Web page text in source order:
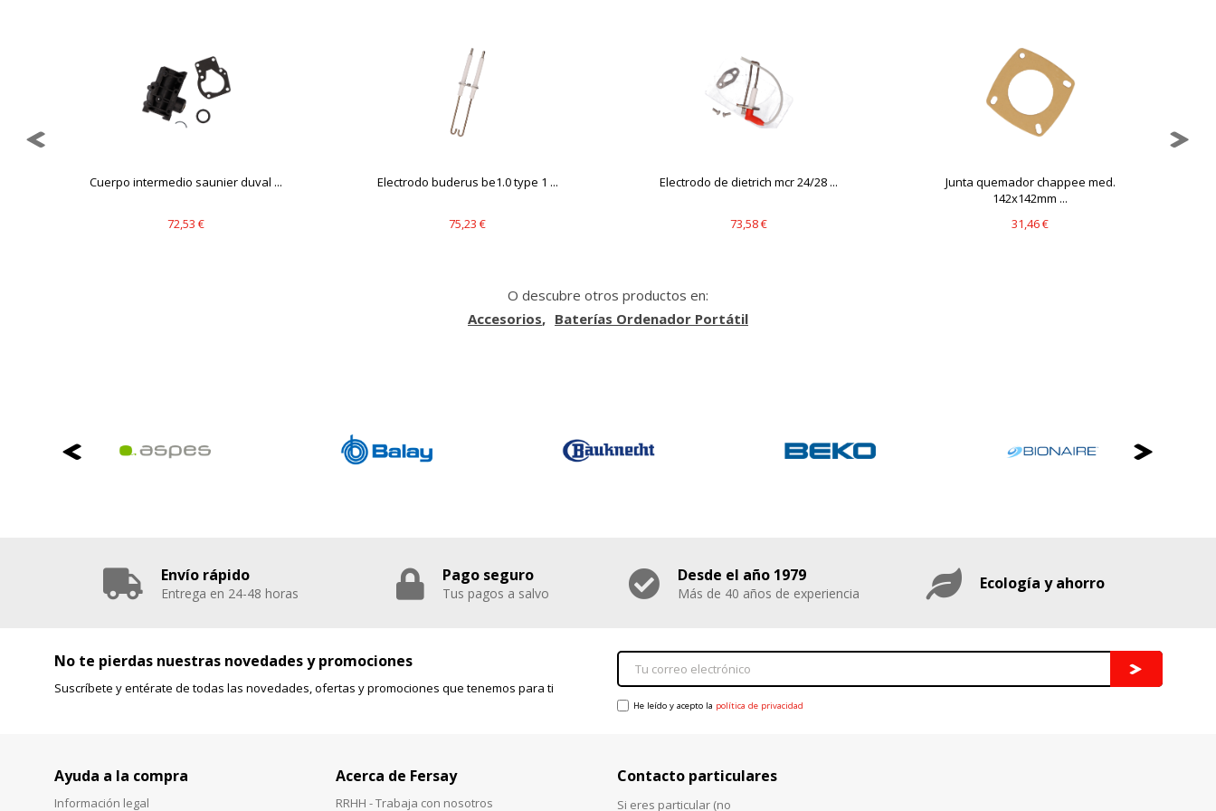
Cuerpo intermedio saunier duval ...
72,53 €
Electrodo buderus be1.0 type 1 ...
75,23 €
Electrodo de dietrich mcr 24/28 ...
73,58 €
Junta quemador chappee med.
142x142mm ...
31,46 €
O descubre otros productos en:
Accesorios
Baterías Ordenador Portátil
Envío rápido
Entrega en 24-48 horas
Pago seguro
Tus pagos a salvo
Desde el año 1979
Más de 40 años de experiencia Ecología y ahorro
No te pierdas nuestras novedades y promociones
Suscríbete y entérate de todas las novedades, ofertas y promociones que tenemos para ti
He leído y acepto la política de privacidad
Ayuda a la compra
Información legal
Acerca de Fersay
RRHH - Trabaja con nosotros
Contacto particulares
Si eres particular (no